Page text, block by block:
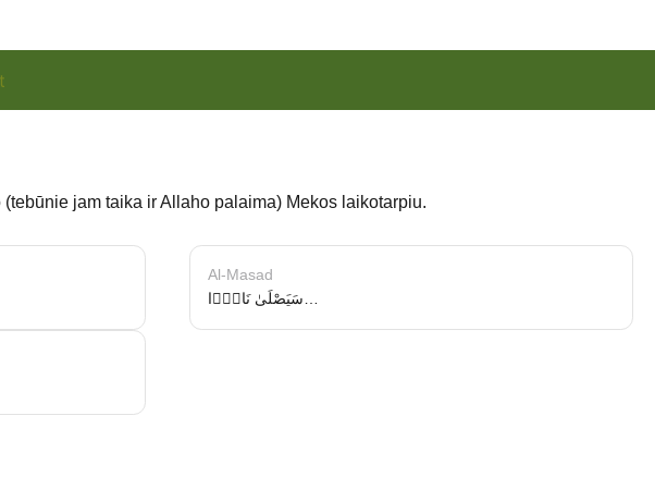
jam taika ir Allaho palaima) Mekos laikotarpiu.
Al-Masad